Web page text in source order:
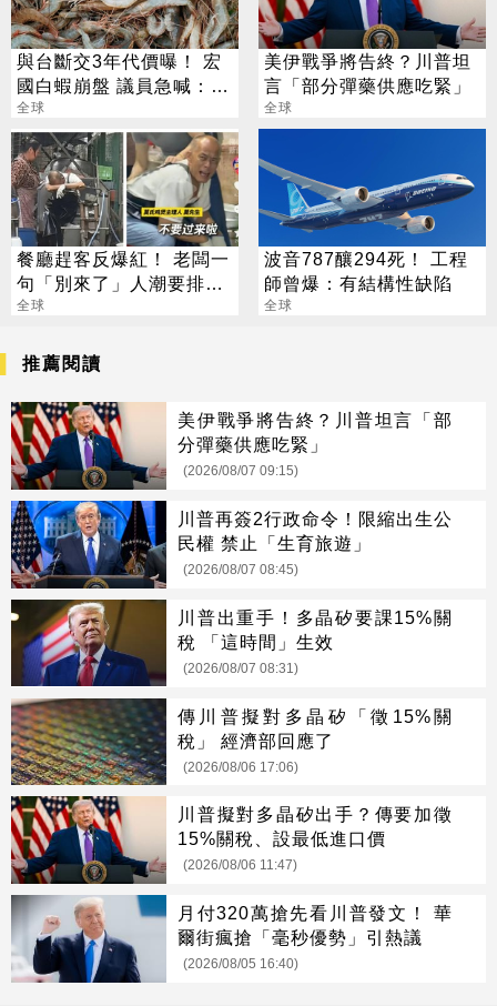
與台斷交3年代價曝！ 宏
國白蝦崩盤 議員急喊：盼
重談
全球
美伊戰爭將告終？川普坦
言「部分彈藥供應吃緊」
全球
餐廳趕客反爆紅！ 老闆一
句「別來了」人潮要排2
小時
全球
波音787釀294死！ 工程
師曾爆：有結構性缺陷
全球
推薦閱讀
美伊戰爭將告終？川普坦言「部
分彈藥供應吃緊」
(2026/08/07 09:15)
川普再簽2行政命令！限縮出生公
民權 禁止「生育旅遊」
(2026/08/07 08:45)
川普出重手！多晶矽要課15%關
稅 「這時間」生效
(2026/08/07 08:31)
傳川普擬對多晶矽「徵15%關
稅」 經濟部回應了
(2026/08/06 17:06)
川普擬對多晶矽出手？傳要加徵
15%關稅、設最低進口價
(2026/08/06 11:47)
月付320萬搶先看川普發文！ 華
爾街瘋搶「毫秒優勢」引熱議
(2026/08/05 16:40)